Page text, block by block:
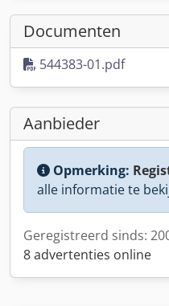
Documenten
544383-01.pdf
Aanbieder
Opmerking:
alle informatie te
Geregistreerd sinds:
8 advertenties online